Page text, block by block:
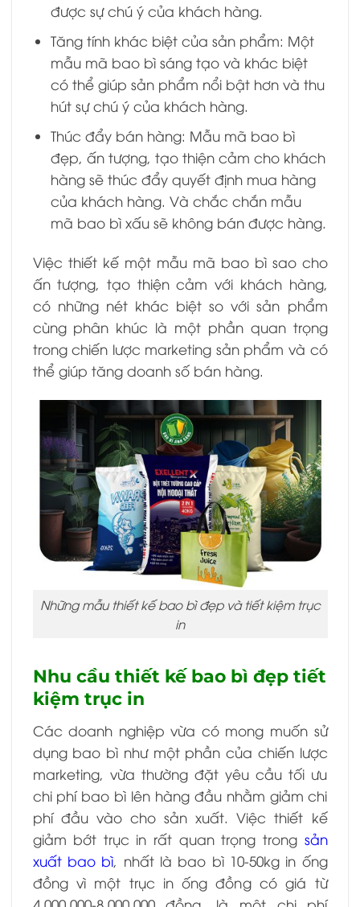
được sự chú ý của khách hàng.
Tăng tính khác biệt của sản phẩm: Một
mẫu mã bao bì sáng tạo và khác biệt
có thể giúp sản phẩm nổi bật hơn và thu
hút sự chú ý của khách hàng.
Thúc đẩy bán hàng: Mẫu mã bao bì
đẹp, ấn tượng, tạo thiện cảm cho khách
hàng sẽ thúc đẩy quyết định mua hàng
của khách hàng. Và chắc chắn mẫu
mã bao bì xấu sẽ không bán được hàng.
Việc thiết kế một mẫu mã bao bì sao cho
ấn tượng, tạo thiện cảm với khách hàng,
có những nét khác biệt so với sản phẩm
cùng phân khúc là một phần quan trọng
trong chiến lược marketing sản phẩm và có
thể giúp tăng doanh số bán hàng.
Những mẫu thiết kế bao bì đẹp và tiết kiệm trục
in
Nhu cầu thiết kế bao bì đẹp tiết
kiệm trục in
Các doanh nghiệp vừa có mong muốn sử
dụng bao bì như một phần của chiến lược
marketing, vừa thường đặt yêu cầu tối ưu
chi phí bao bì lên hàng đầu nhằm giảm chi
phí đầu vào cho sản xuất. Việc thiết kế
giảm bớt trục in rất quan trọng trong sản
xuất bao bì, nhất là bao bì 10-50kg in ống
đồng vì một trục in ống đồng có giá từ